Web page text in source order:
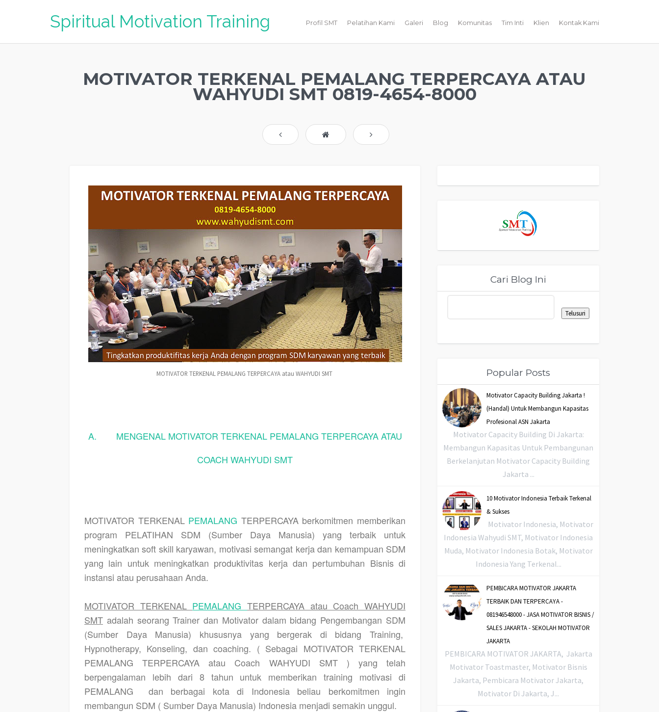
Spiritual Motivation Training Profil SMT Pelatihan Kami Galeri Blog Komunitas Tim Inti Klien Kontak Kami
MOTIVATOR TERKENAL PEMALANG TERPERCAYA ATAU
WAHYUDI SMT 0819-4654-8000
MOTIVATOR TERKENAL PEMALANG TERPERCAYA atau WAHYUDI SMT
A.
MENGENAL MOTIVATOR TERKENAL PEMALANG TERPERCAYA ATAU
COACH WAHYUDI SMT
MOTIVATOR TERKENAL PEMALANG TERPERCAYA berkomitmen memberikan
program PELATIHAN SDM (Sumber Daya Manusia) yang terbaik untuk
meningkatkan soft skill karyawan, motivasi semangat kerja dan kemampuan SDM
yang lain untuk meningkatkan produktivitas kerja dan pertumbuhan Bisnis di
instansi atau perusahaan Anda.
MOTIVATOR TERKENAL PEMALANGTERPERCAYA atau Coach WAHYUDI
SMT adalah seorang Trainer dan Motivator dalam bidang Pengembangan SDM
(Sumber Daya Manusia) khususnya yang bergerak di bidang Training,
Hypnotherapy, Konseling, dan coaching. ( Sebagai MOTIVATOR TERKENAL
PEMALANG TERPERCAYA atau Coach WAHYUDI SMT ) yang telah
berpengalaman lebih dari 8 tahun untuk memberikan training motivasi di
PEMALANG
dan berbagai kota di Indonesia beliau berkomitmen ingin
membangun SDM ( Sumber Daya Manusia) Indonesia menjadi semakin unggul.
Cari Blog Ini
Popular Posts
Motivator Capacity Building Jakarta !
(Handal) Untuk Membangun Kapasitas
Profesional ASN Jakarta
Motivator Capacity Building Di Jakarta:
Membangun Kapasitas Untuk Pembangunan
Berkelanjutan Motivator Capacity Building
Jakarta ...
10 Motivator Indonesia Terbaik Terkenal
& Sukses
Motivator Indonesia, Motivator
Indonesia Wahyudi SMT, Motivator Indonesia
Muda, Motivator Indonesia Botak, Motivator
Indonesia Yang Terkenal...
PEMBICARA MOTIVATOR JAKARTA
TERBAIK DAN TERPERCAYA -
081946548000 - JASA MOTIVATOR BISNIS /
SALES JAKARTA - SEKOLAH MOTIVATOR
JAKARTA
PEMBICARA MOTIVATOR JAKARTA, Jakarta
Motivator Toastmaster, Motivator Bisnis
Jakarta, Pembicara Motivator Jakarta,
Motivator Di Jakarta, J...